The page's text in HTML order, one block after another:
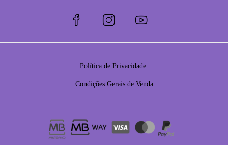
Política de Privacidade
Condições Gerais de Venda